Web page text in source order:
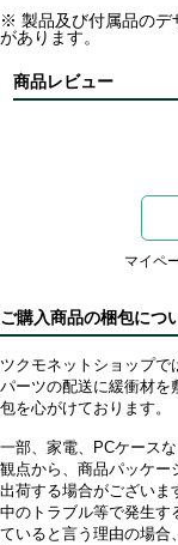
※ 製品及び付属品のデ
があります。
商品レビュー
マイペ
ご購入商品の梱包につ
ツクモネットショップ
パーツの配送に緩衝材を
包を心がけております。
一部、家電、PCケース
観点から、商品パッケー
出荷する場合がございま
中のトラブル等で発生す
ていると言う理由の場合